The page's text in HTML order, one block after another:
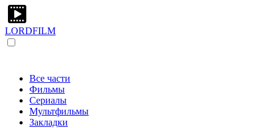
LORDFILM
Все части
Фильмы
Сериалы
Мультфильмы
Закладки